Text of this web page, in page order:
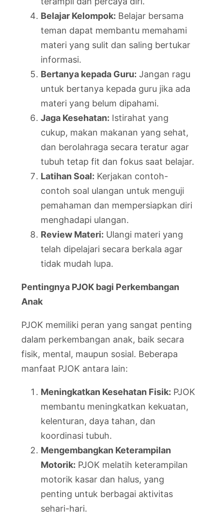
Belajar Kelompok: Belajar bersama
teman dapat membantu memahami
materi yang sulit dan saling bertukar
informasi.
Bertanya kepada Guru: Jangan ragu
untuk bertanya kepada guru jika ada
materi yang belum dipahami.
Jaga Kesehatan: Istirahat yang
cukup, makan makanan yang sehat,
dan berolahraga secara teratur agar
tubuh tetap fit dan fokus saat belajar.
Latihan Soal: Kerjakan contoh-
contoh soal ulangan untuk menguji
pemahaman dan mempersiapkan diri
menghadapi ulangan.
Review Materi: Ulangi materi yang
telah dipelajari secara berkala agar
tidak mudah lupa.
Pentingnya PJOK bagi Perkembangan
Anak
PJOK memiliki peran yang sangat penting
dalam perkembangan anak, baik secara
fisik, mental, maupun sosial. Beberapa
manfaat PJOK antara lain:
Meningkatkan Kesehatan Fisik: PJOK
membantu meningkatkan kekuatan,
kelenturan, daya tahan, dan
koordinasi tubuh.
Mengembangkan Keterampilan
Motorik: PJOK melatih keterampilan
motorik kasar dan halus, yang
penting untuk berbagai aktivitas
sehari-hari.